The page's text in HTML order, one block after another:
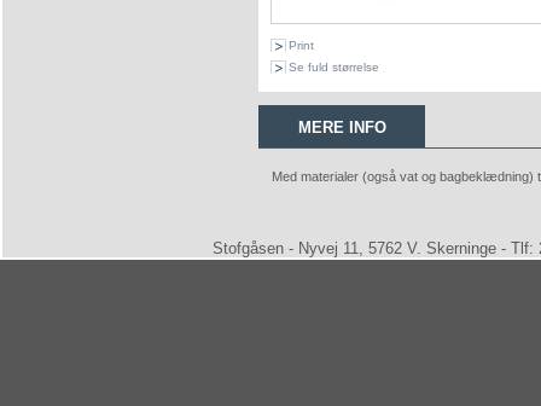
Print
Se fuld størrelse
MERE INFO
Med materialer (også vat og bagbeklædning)
Stofgåsen - Nyvej 11, 5762 V. Skerninge -